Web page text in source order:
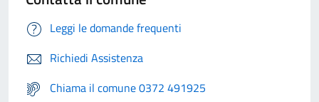
Leggi le domande frequenti
Richiedi Assistenza
Chiama il comune 0372 491925